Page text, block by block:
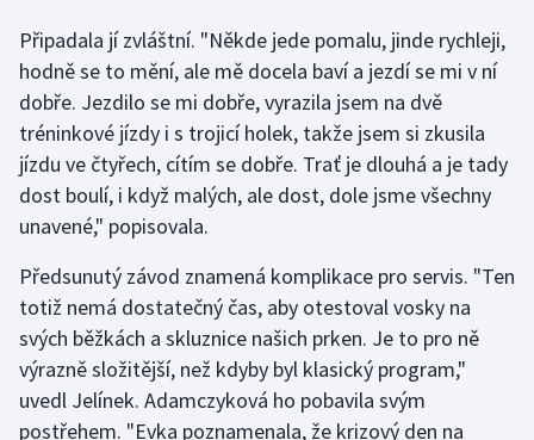
Vodní slalom
Volejbal
Ostatní
Připadala jí zvláštní. "Někde jede pomalu, jinde rychleji,
hodně se to mění, ale mě docela baví a jezdí se mi v ní
dobře. Jezdilo se mi dobře, vyrazila jsem na dvě
tréninkové jízdy i s trojicí holek, takže jsem si zkusila
jízdu ve čtyřech, cítím se dobře. Trať je dlouhá a je tady
dost boulí, i když malých, ale dost, dole jsme všechny
unavené," popisovala.
Předsunutý závod znamená komplikace pro servis. "Ten
totiž nemá dostatečný čas, aby otestoval vosky na
svých běžkách a skluznice našich prken. Je to pro ně
výrazně složitější, než kdyby byl klasický program,"
uvedl Jelínek. Adamczyková ho pobavila svým
postřehem. "Evka poznamenala, že krizový den na